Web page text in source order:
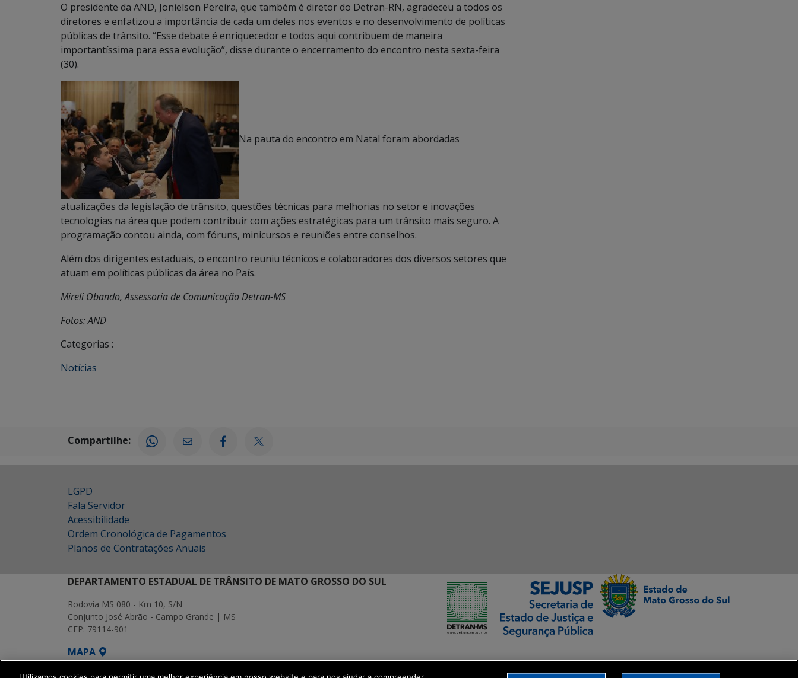
O presidente da AND, Jonielson Pereira, que também é diretor do Detran-RN, agradeceu a todos os
diretores e enfatizou a importância de cada um deles nos eventos e no desenvolvimento de políticas
públicas de trânsito. “Esse debate é enriquecedor e todos aqui contribuem de maneira
importantíssima para essa evolução”, disse durante o encerramento do encontro nesta sexta-feira
(30).
Na pauta do encontro em Natal foram abordadas
atualizações da legislação de trânsito, questões técnicas para melhorias no setor e inovações
tecnologias na área que podem contribuir com ações estratégicas para um trânsito mais seguro. A
programação contou ainda, com fóruns, minicursos e reuniões entre conselhos.
Além dos dirigentes estaduais, o encontro reuniu técnicos e colaboradores dos diversos setores que
atuam em políticas públicas da área no País.
Mireli Obando, Assessoria de Comunicação Detran-MS
Fotos: AND
Categorias :
Notícias
Compartilhe:
LGPD
Fala Servidor
Acessibilidade
Ordem Cronológica de Pagamentos
Planos de Contratações Anuais
DEPARTAMENTO ESTADUAL DE TRÂNSITO DE MATO GROSSO DO SUL
Rodovia MS 080 - Km 10, S/N
Conjunto José Abrão - Campo Grande | MS
CEP: 79114-901
MAPA
SETDIG | Secretaria-Executiva de Transformação Digital